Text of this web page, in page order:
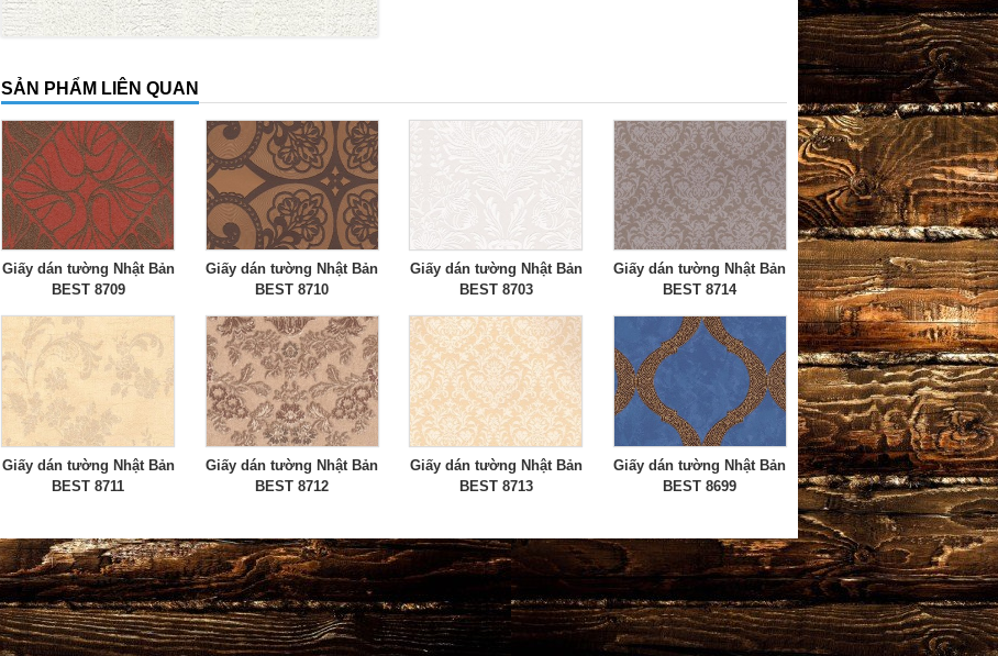
SẢN PHẨM LIÊN QUAN
Giấy dán tường Nhật Bản
BEST 8709
Giấy dán tường Nhật Bản
BEST 8710
Giấy dán tường Nhật Bản
BEST 8703
Giấy dán tường Nhật Bản
BEST 8714
Giấy dán tường Nhật Bản
BEST 8711
Giấy dán tường Nhật Bản
BEST 8712
Giấy dán tường Nhật Bản
BEST 8713
Giấy dán tường Nhật Bản
BEST 8699